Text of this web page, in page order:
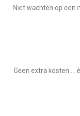
Niet wachten op een
Geen extra kosten ...